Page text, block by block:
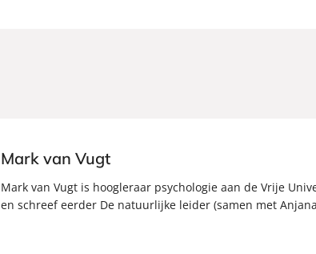
Mark van Vugt
Mark van Vugt is hoogleraar psychologie aan de Vrije
en schreef eerder De natuurlijke leider (samen met